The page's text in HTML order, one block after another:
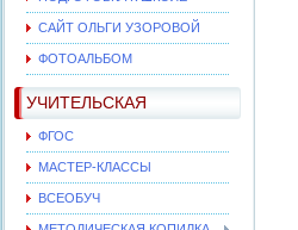
САЙТ ОЛЬГИ УЗОРОВОЙ
ФОТОАЛЬБОМ
УЧИТЕЛЬСКАЯ
ФГОС
МАСТЕР-КЛАССЫ
ВСЕОБУЧ